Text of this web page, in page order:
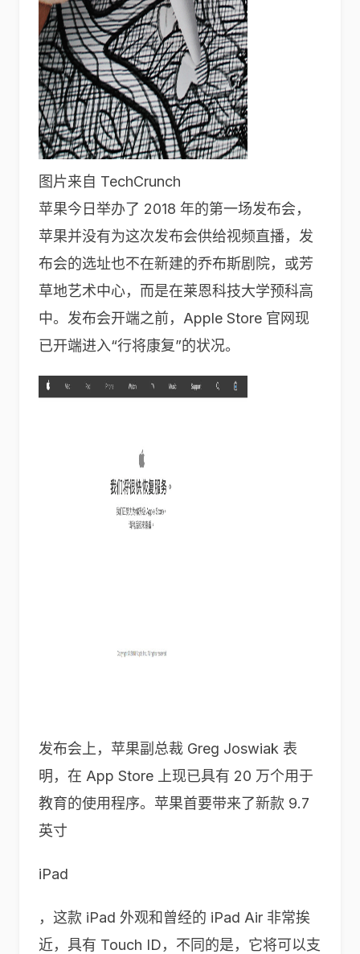
图片来自 TechCrunch
苹果今日举办了 2018 年的第一场发布会，
苹果并没有为这次发布会供给视频直播，发
布会的选址也不在新建的乔布斯剧院，或芳
草地艺术中心，而是在莱恩科技大学预科高
中。发布会开端之前，Apple Store 官网现
已开端进入“行将康复”的状况。
发布会上，苹果副总裁 Greg Joswiak 表
明，在 App Store 上现已具有 20 万个用于
教育的使用程序。苹果首要带来了新款 9.7
英寸
iPad
，这款 iPad 外观和曾经的 iPad Air 非常挨
近，具有 Touch ID，不同的是，它将可以支